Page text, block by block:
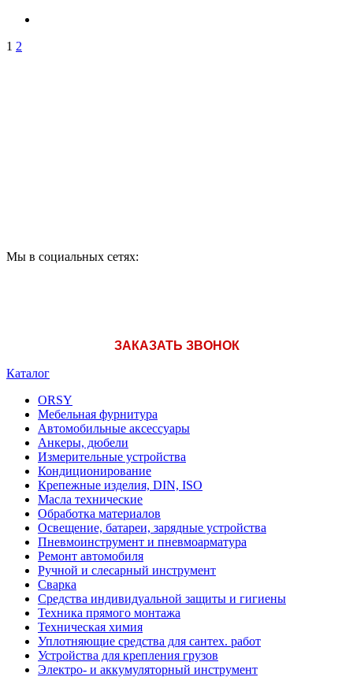
1 2
Мы в социальных сетях:
ЗАКАЗАТЬ ЗВОНОК
Каталог
ORSY
Мебельная фурнитура
Автомобильные аксессуары
Анкеры, дюбели
Измерительные устройства
Кондиционирование
Крепежные изделия, DIN, ISO
Масла технические
Обработка материалов
Освещение, батареи, зарядные устройства
Пневмоинструмент и пневмоарматура
Ремонт автомобиля
Ручной и слесарный инструмент
Сварка
Средства индивидуальной защиты и гигиены
Техника прямого монтажа
Техническая химия
Уплотняющие средства для сантех. работ
Устройства для крепления грузов
Электро- и аккумуляторный инструмент